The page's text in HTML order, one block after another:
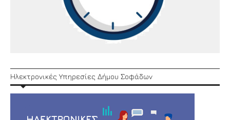
Ηλεκτρονικές Υπηρεσίες Δήμου Σοφάδων